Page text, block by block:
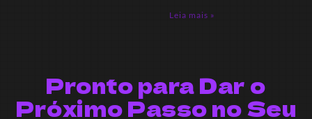
Leia mais »
Pronto para Dar o
Próximo Passo no Seu